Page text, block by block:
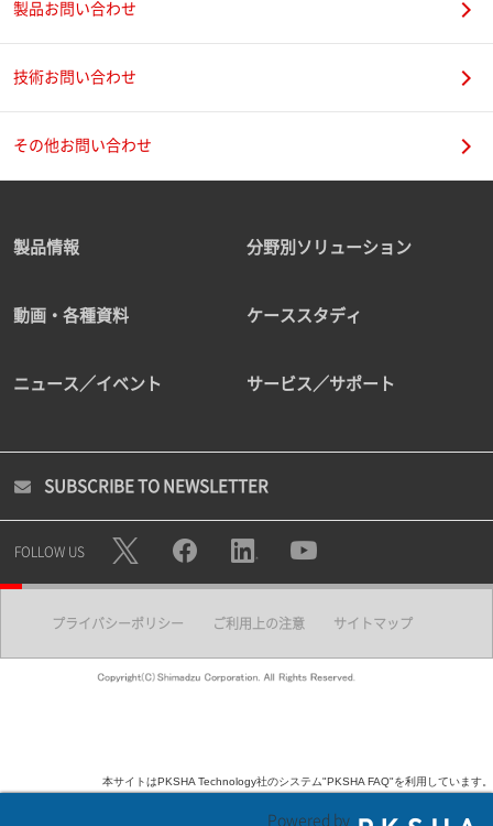
製品お問い合わせ
技術お問い合わせ
その他お問い合わせ
製品情報 分野別ソリューション
動画・各種資料 ケーススタディ
ニュース／イベント サービス／サポート
SUBSCRIBE TO NEWSLETTER
FOLLOW US
プライバシーポリシー ご利用上の注意 サイトマップ
本サイトはPKSHA Technology社のシステム"PKSHA FAQ"を利用しています。
Powered by